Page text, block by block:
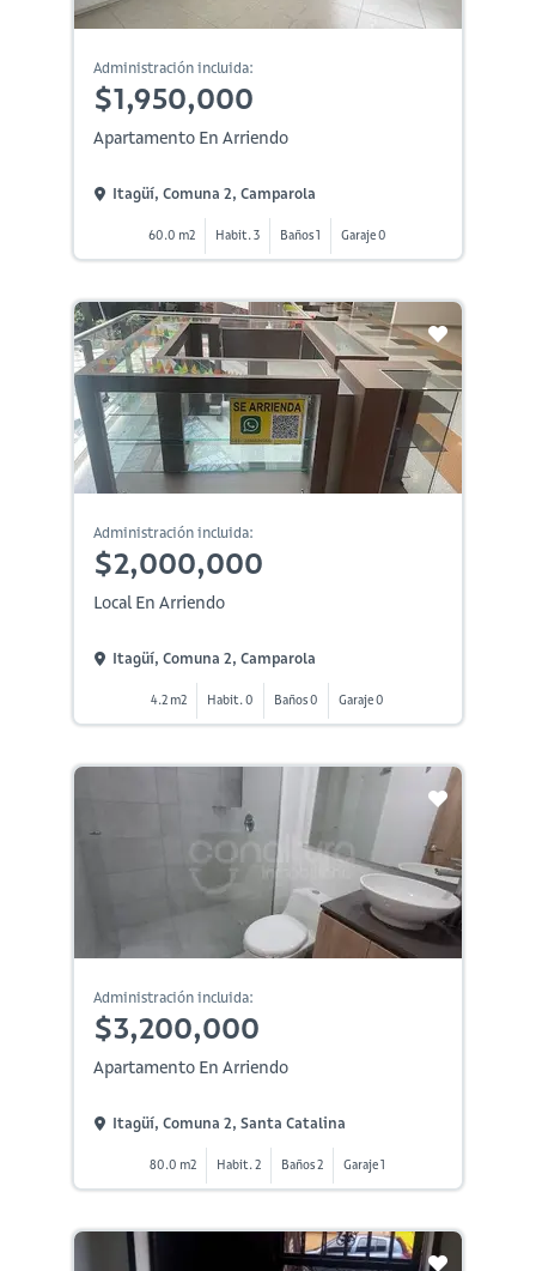
Administración incluida:
$1,950,000
Apartamento En Arriendo
Itagüí, Comuna 2, Camparola
60.0 m2 Habit. 3 Baños 1 Garaje 0
Administración incluida:
$2,000,000
Local En Arriendo
Itagüí, Comuna 2, Camparola
4.2 m2 Habit. 0 Baños 0 Garaje 0
Administración incluida:
$3,200,000
Apartamento En Arriendo
Itagüí, Comuna 2, Santa Catalina
80.0 m2 Habit. 2 Baños 2 Garaje 1